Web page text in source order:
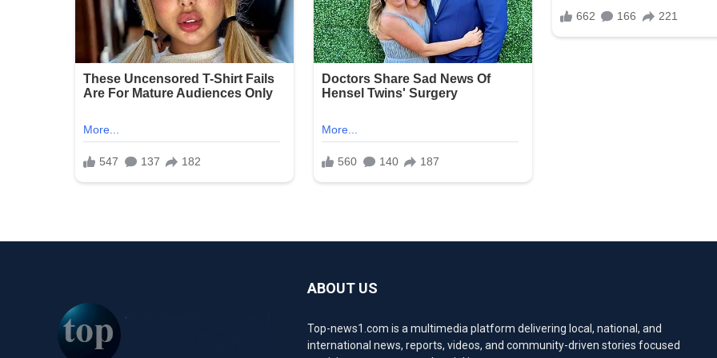
ABOUT US
Top-news1.com is a multimedia platform delivering local, national, and
international news, reports, videos, and community-driven stories focused